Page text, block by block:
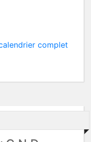
complet